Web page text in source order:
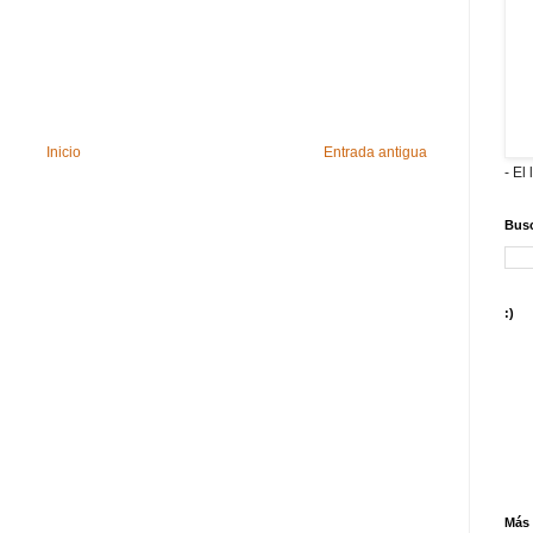
Entrada antigua
Inicio
- El
:)